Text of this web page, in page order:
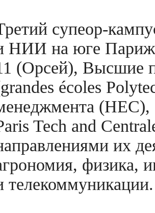
супеор-
НИИ на юге
(Орсей), Высшие
écoles
(HEC),
Tech and
их
физика,
телекоммуникации.